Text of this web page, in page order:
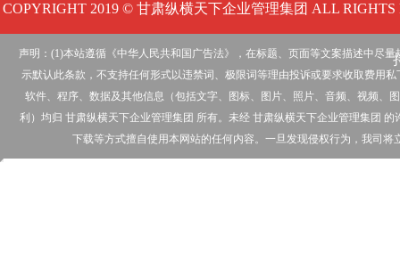
COPYRIGHT 2019 © 甘肃纵横天下企业管理集团 ALL RIGHTS
声明：(1)本站遵循《中华人民共和国广告法》，在标题、页面等文案描述中尽
示默认此条款，不支持任何形式以违禁词、极限词等理由投诉或要求收取费用
软件、程序、数据及其他信息（包括文字、图标、图片、照片、音频、视频、
利）均归 甘肃纵横天下企业管理集团 所有。未经 甘肃纵横天下企业管理集团
下载等方式擅自使用本网站的任何内容。一旦发现侵权行为，我司